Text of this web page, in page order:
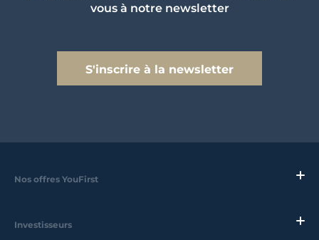
vous à notre newsletter
S'inscrire à la newsletter
Nos offres YouFirst
Investisseurs